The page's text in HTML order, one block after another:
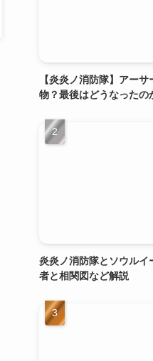
【炎炎ノ消防隊】アー
物？最後はどうなったの
炎炎ノ消防隊とソウルイ
者と相関図など解説